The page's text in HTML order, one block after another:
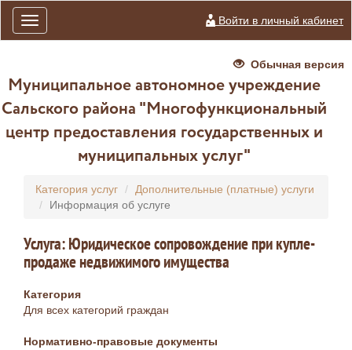
Toggle
navigation
Войти в личный кабинет
Обычная версия
Муниципальное автономное учреждение
Сальского района "Многофункциональный
центр предоставления государственных и
муниципальных услуг"
Категория услуг
Дополнительные (платные) услуги
Информация об услуге
Услуга: Юридическое сопровождение при купле-
продаже недвижимого имущества
Категория
Для всех категорий граждан
Нормативно-правовые документы